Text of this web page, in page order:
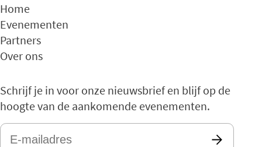
Home
Evenementen
Partners
Over ons
Schrijf je in voor onze nieuwsbrief en blijf op de
hoogte van de aankomende evenementen.
E-
mailadres*